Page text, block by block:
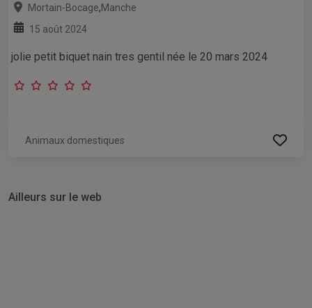
Mortain-Bocage,Manche
15 août 2024
jolie petit biquet nain tres gentil née le 20 mars 2024
Animaux domestiques
Ailleurs sur le web